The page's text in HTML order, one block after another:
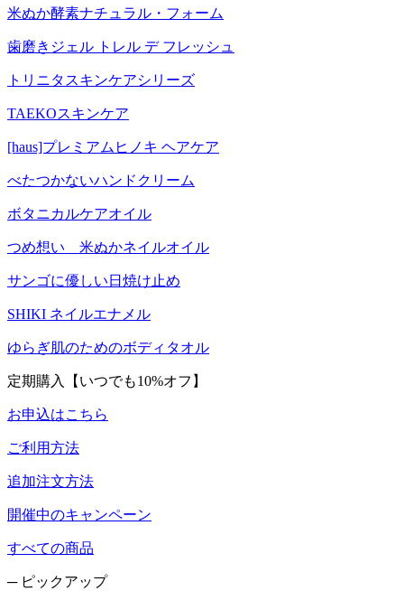
米ぬか酵素ナチュラル・フォーム
歯磨きジェル トレル デ フレッシュ
トリニタスキンケアシリーズ
TAEKOスキンケア
[haus]プレミアムヒノキ ヘアケア
べたつかないハンドクリーム
ボタニカルケアオイル
つめ想い 米ぬかネイルオイル
サンゴに優しい日焼け止め
SHIKI ネイルエナメル
ゆらぎ肌のためのボディタオル
定期購入【いつでも10%オフ】
お申込はこちら
ご利用方法
追加注文方法
開催中のキャンペーン
すべての商品
─ ピックアップ